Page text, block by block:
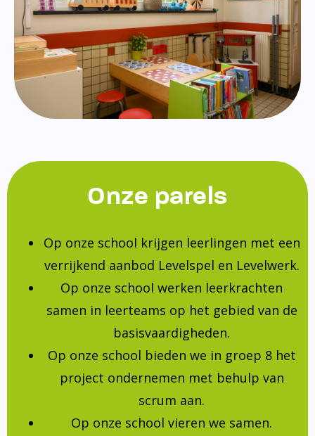
Onze parels
Op onze school krijgen leerlingen met een
verrijkend aanbod Levelspel en Levelwerk.
Op onze school werken leerkrachten
samen in leerteams op het gebied van de
basisvaardigheden.
Op onze school bieden we in groep 8 het
project ondernemen met behulp van
scrum aan.
Op onze school vieren we samen.